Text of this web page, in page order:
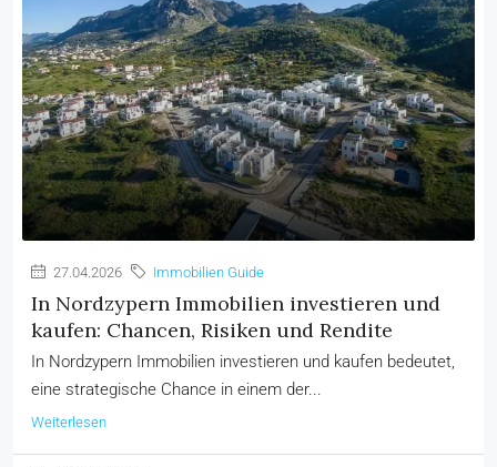
27.04.2026 Immobilien Guide
In Nordzypern Immobilien investieren und
kaufen: Chancen, Risiken und Rendite
In Nordzypern Immobilien investieren und kaufen bedeutet,
eine strategische Chance in einem der...
Weiterlesen